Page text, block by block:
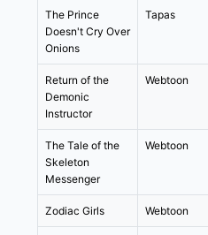
The Prince
Doesn't Cry Over
Onions
Tapas
Return of the
Demonic
Instructor
Webtoon
The Tale of the
Skeleton
Messenger
Webtoon
Zodiac Girls Webtoon